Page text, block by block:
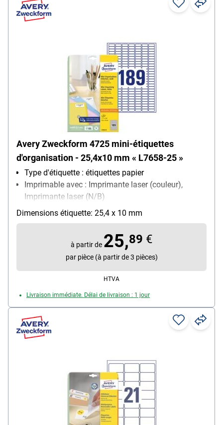
Avery Zweckform 4725 mini-étiquettes
d'organisation - 25,4x10 mm « L7658-25 »
Type d'étiquette : étiquettes papier
Imprimable avec : Imprimante laser (couleur),
Imprimante laser (N/B)
Propriété d’adhésion : permanente
Dimensions étiquette: 25,4 x 10 mm
à partir de 25,89 €
par pièce (à partir de 3 pièces)
HTVA
Livraison immédiate. Délai de livraison : 1 jour